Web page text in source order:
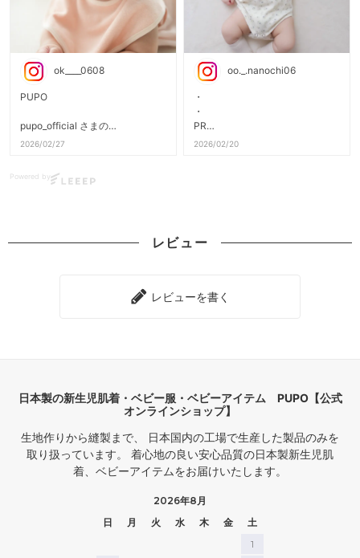
◯ 吸水性抜群で毎日ガシガシ
◯ 絶妙なニュアンスカラーで
お洋服に馴染む
1枚あると、お出かけにもおう
ち時間にも重宝すること
今なら楽天スーパーSALEで
洗い替え用にまとめ買いもおす
くね🔗✈️
なら【いいね】🙌
＼ 3兄弟の個性を引き出
す着こなし＆撮影術 ／
まだ息子が小さいとはいえ、この
サイズ感！
どんなよだれでもキャッチしてく
れるよ🤍
そして生地は綿100%の柔らかパ
イル生地を
贅沢に2枚合わせにしているので
吸水力がバツグン！🫧
イント高い🌼
気になる方は pupo_official の
Instagramをチェックしてね！
༶ ༶ ༶ ༶ ༶ ༶ ༶ ༶ ༶ ༶ ༶ ༶ ༶ ༶ ༶ ༶ ༶ ༶
༶ ༶ ༶ ༶ ༶ ༶ ༶ ༶ ༶ ༶ ༶ ༶ ༶ ༶ ༶ ༶ ༶ ༶
color □ピンク ☑︎ブルー □アイボ
リー □グリーン
□クリームイエロー □ベージュ
□ココアブラウン
ok____0608
PUPO
pupo_official さまの
アンバサダー活動18弾！
薄手のパイル素材で
下に着てるのは
綿100%のさらさらやわらかメッ
シュ短肌着
ピンク / 60-70size着用
この投稿でアンバサダー最後😭
元々好きで購入してたけど
アンバサダーをしたことでよりフ
2026/02/27
oo._.nanochi06
・
・
PR
カラーも豊富なのが嬉しい♩
ウン
※画像はアイボリーです。
素材┊︎パイル(綿100%)
👶🏻‪‪┊︎3m/60.5cm/4580g
┈┈┈┈┈┈┈┈┈┈┈┈┈┈┈
┈┈
Tag🏷𓈒𓏸︎
#日本製ベビー服
2026/02/20
Powered by
レビュー
レビューを書く
日本製の新生児肌着・ベビー服・ベビーアイテム PUPO【公式
オンラインショップ】
生地作りから縫製まで、 日本国内の工場で生産した製品のみを
取り扱っています。 着心地の良い安心品質の日本製新生児肌
着、ベビーアイテムをお届けいたします。
2026年8月
日
月 火 水 木 金
土
1